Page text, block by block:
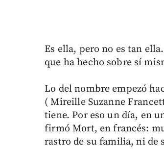
Es ella, pero no es tan
que ha hecho sobre sí
Lo del nombre empezó
( Mireille Suzanne
tiene. Por eso un día, en
firmó Mort, en francés:
rastro de su familia, ni de